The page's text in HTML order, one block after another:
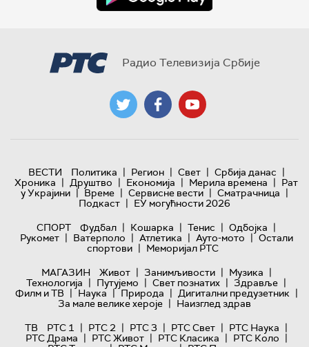
Радио Телевизија Србије
ВЕСТИ Политика | Регион | Свет | Србија данас |
Хроника | Друштво | Економија | Мерила времена | Рат
у Украјини | Време | Сервисне вести | Сматрачница |
Подкаст | ЕУ могућности 2026
СПОРТ
Фудбал | Кошарка | Тенис | Одбојка |
Рукомет | Ватерполо | Атлетика | Ауто-мото | Остали
спортови | Меморијал РТС
МАГАЗИН
Живот | Занимљивости | Музика |
Технологијa | Путујемо | Свет познатих | Здравље |
Филм и ТВ | Наука | Природа | Дигитални предузетник |
За мале велике хероје | Наизглед здрав
ТВ
РТС 1 | РТС 2 | РТС 3 | РТС Свет | РТС Наука |
РТС Драма | РТС Живот | РТС Класика | РТС Коло |